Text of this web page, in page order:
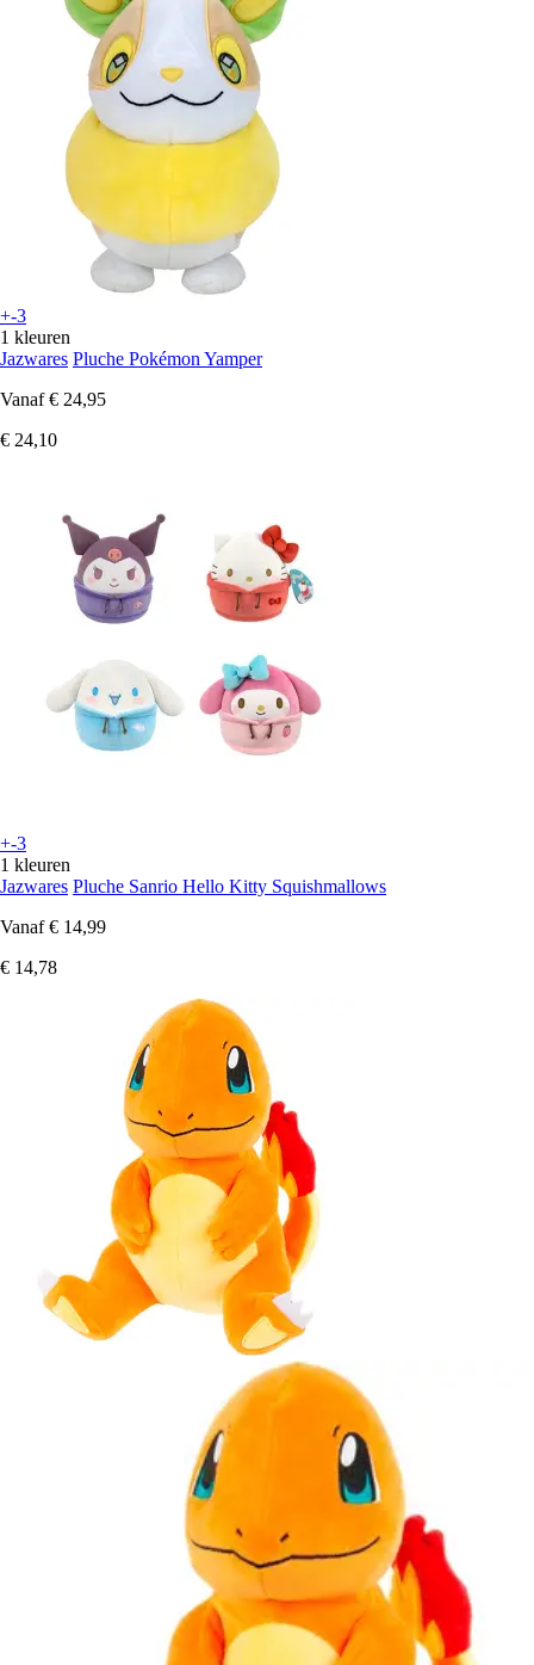
+-3
1 kleuren
Jazwares Pluche Pokémon Yamper
Vanaf € 24,95
€ 24,10
+-3
1 kleuren
Jazwares Pluche Sanrio Hello Kitty Squishmallows
Vanaf € 14,99
€ 14,78